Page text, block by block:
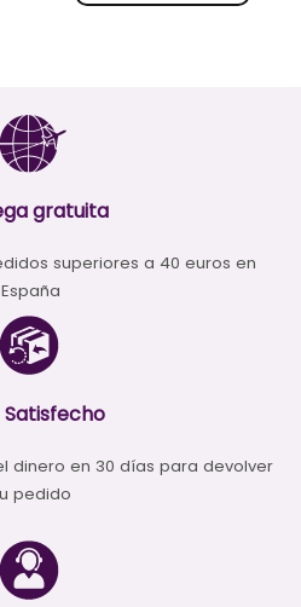
la
gratuita
superiores a 40 euros en
España
Satisfecho
dinero en 30 días para devolver
pedido